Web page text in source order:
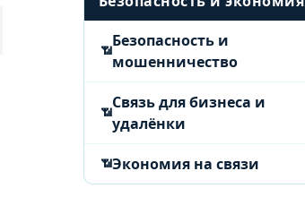
Безопасность и
мошенничество
Связь для бизнеса и
удалёнки
Экономия на связи